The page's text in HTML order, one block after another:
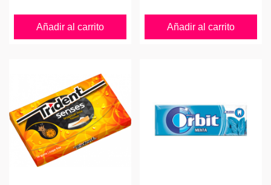
Añadir al carrito Añadir al carrito